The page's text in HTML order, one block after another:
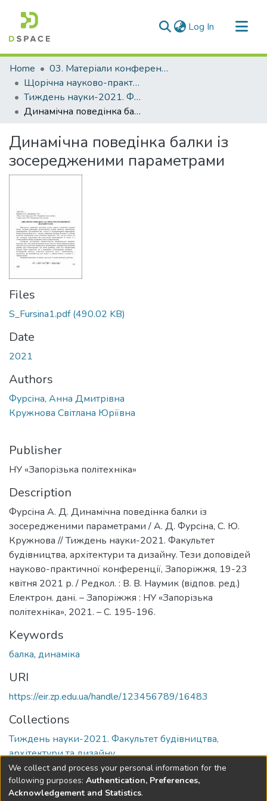
Log In (current)
Communities & Collections
All of DSpace
Statistics
Home
03. Матеріали конференцій та семінарів
Щорічна науково-практична конференція «Тиждень науки»
Тиждень науки-2021. Факультет будівництва, архітектури та дизайну
Динамічна поведінка балки із зосередженими параметрами
Динамічна поведінка балки із
зосередженими параметрами
Files
S_Fursina1.pdf(490.02 KB)
Date
2021
Authors
Фурсіна, Анна Дмитрівна
Кружнова Світлана Юріївна
Publisher
НУ «Запорізька політехніка»
Description
Фурсіна А. Д. Динамічна поведінка балки із
зосередженими параметрами / А. Д. Фурсіна, С. Ю.
Кружнова // Тиждень науки-2021. Факультет
будівництва, архітектури та дизайну. Тези доповідей
науково-практичної конференції, Запоріжжя, 19-23
квітня 2021 р. / Редкол. : В. В. Наумик (відпов. ред.)
Електрон. дані. – Запоріжжя : НУ «Запорізька
політехніка», 2021. – С. 195-196.
Keywords
балка, динаміка
URI
https://eir.zp.edu.ua/handle/123456789/16483
Collections
Тиждень науки-2021. Факультет будівництва,
архітектури та дизайну
Full item page
We collect and process your personal information for the
following purposes: Authentication, Preferences,
Acknowledgement and Statistics.